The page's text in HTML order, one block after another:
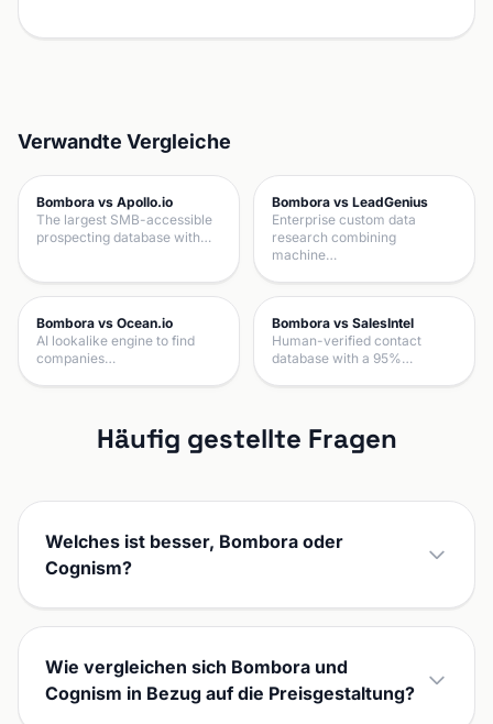
Verwandte Vergleiche
Bombora vs Apollo.io
The largest SMB-accessible
prospecting database with…
Bombora vs LeadGenius
Enterprise custom data
research combining
machine…
Bombora vs Ocean.io
AI lookalike engine to find
companies…
Bombora vs SalesIntel
Human-verified contact
database with a 95%…
Häufig gestellte Fragen
Welches ist besser, Bombora oder
Cognism?
Wie vergleichen sich Bombora und
Cognism in Bezug auf die Preisgestaltung?